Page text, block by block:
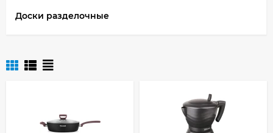
Доски разделочные